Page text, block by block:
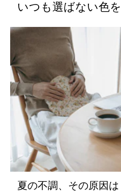
いつも選ばない色
夏の不調、その原因